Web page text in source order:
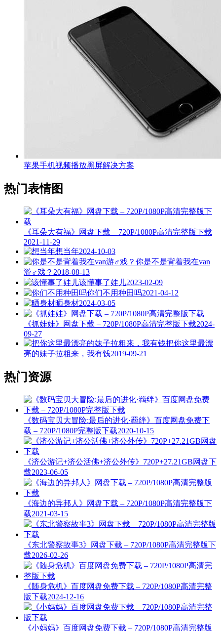
苹果手机视频播放黑屏解决方案
热门表情图
《耳朵大有福》网盘下载 – 720P/1080P高清完整版下载
2021-11-29
想当年2024-10-03
你是不是背着我在van
游♂戏？ 2018-08-13
该懂事了娃儿2023-02-09
你们不用种田吗2021-04-12
晒身材2024-03-05
《抓娃娃》网盘下载 – 720P/1080P高清完整版下载2024-
09-27
把你这里最漂
亮的妹子拉粗来，我有钱2019-09-21
热门资源
《数码宝贝大冒险:最后的进化·羁绊》百度网盘免费下
载 – 720P/1080P完整版下载2020-10-15
《济公游记+济公活佛+济公外传》720P+27.21GB网盘下
载2023-06-05
《海边的异邦人》网盘下载 – 720P/1080P高清完整版下
载2021-03-15
《东北警察故事3》网盘下载 – 720P/1080P高清完整版下
载2026-02-26
《随身危机》百度网盘免费下载 – 720P/1080P高清完整
版下载2024-12-16
《小妈妈》百度网盘免费下载 – 720P/1080P高清完整版